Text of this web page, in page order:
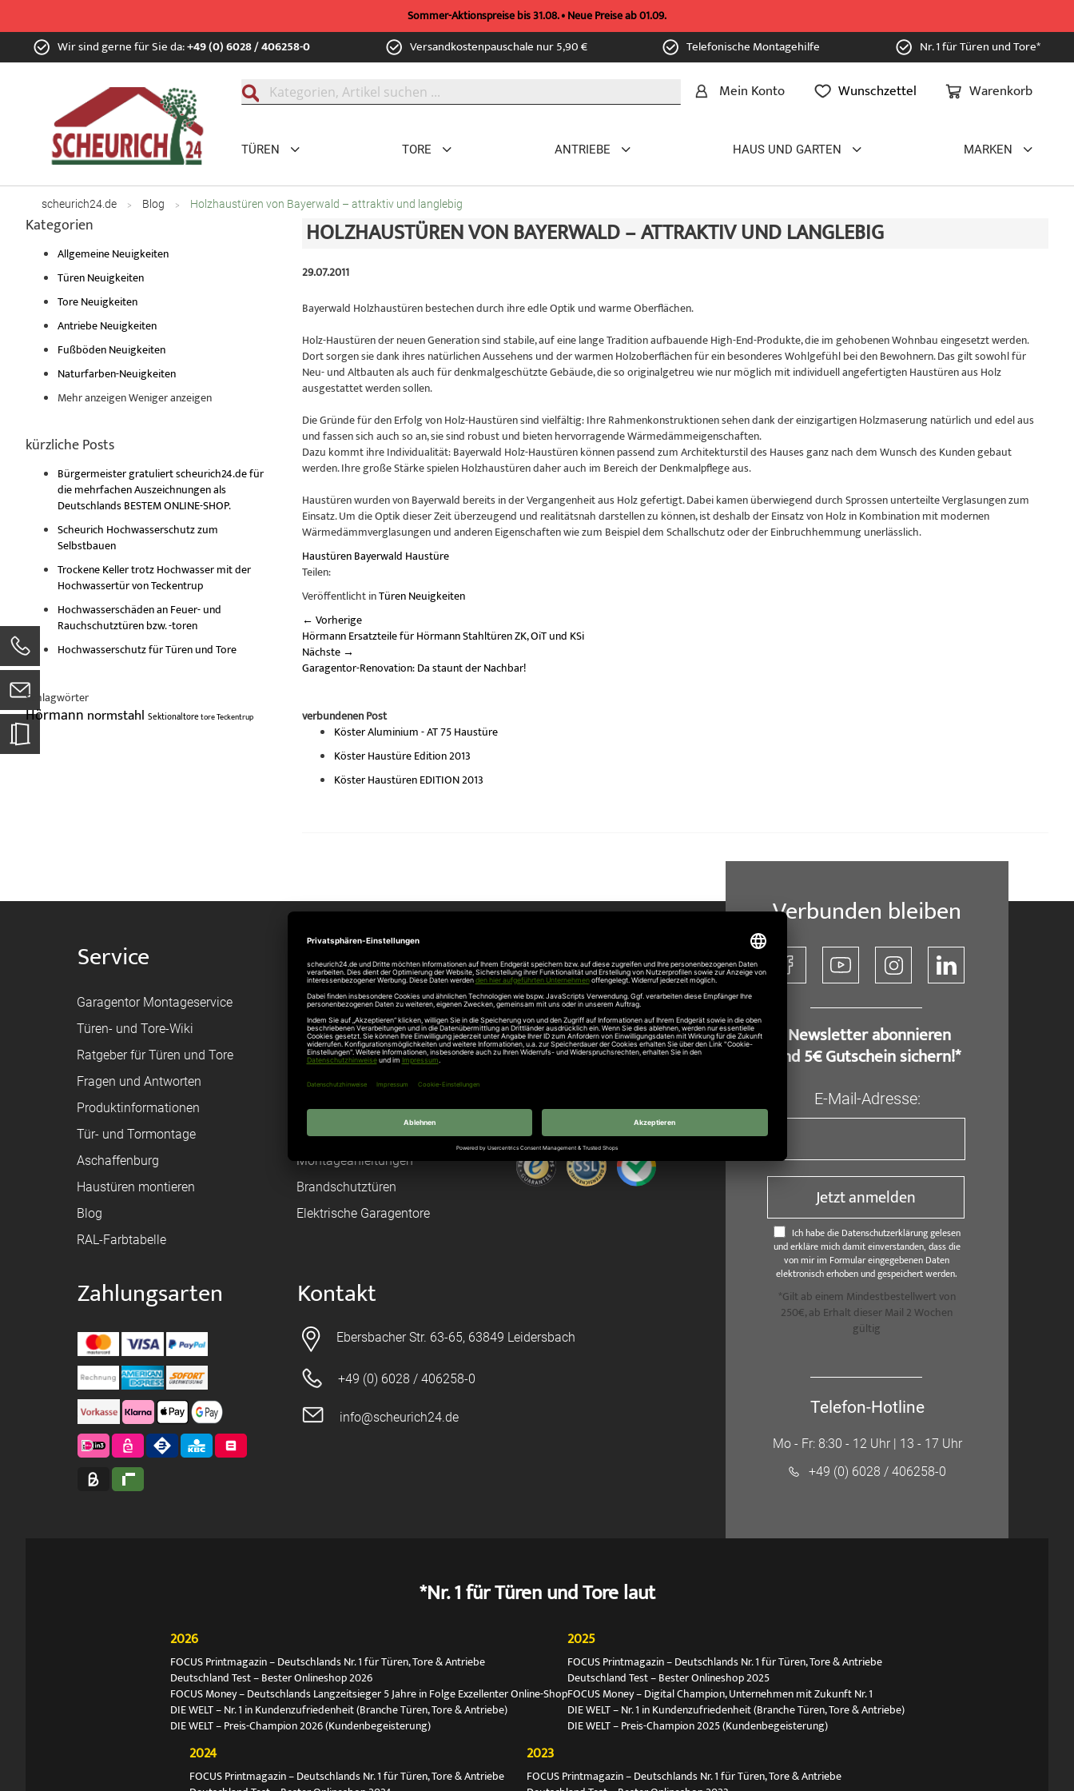
Sommer-Aktionspreise bis 31.08. • Neue Preise ab 01.09.
Zum
Inhalt Wir sind gerne für Sie da:+49 (0) 6028 / 406258-0 Versandkostenpauschale nur 5,90 € Telefonische Montagehilfe Nr. 1 für Türen und Tore*
Warenkorb
Mein Konto Wunschzettel
TÜREN TORE ANTRIEBE HAUS UND GARTEN MARKEN
scheurich24.de Blog Holzhaustüren von Bayerwald – attraktiv und langlebig
HOLZHAUSTÜREN VON BAYERWALD – ATTRAKTIV UND LANGLEBIG
29.07.2011
Bayerwald Holzhaustüren bestechen durch ihre edle Optik und warme Oberflächen.
Holz-Haustüren der neuen Generation sind stabile, auf eine lange Tradition aufbauende High-End-Produkte, die im gehobenen Wohnbau eingesetzt werden.
Dort sorgen sie dank ihres natürlichen Aussehens und der warmen Holzoberflächen für ein besonderes Wohlgefühl bei den Bewohnern. Das gilt sowohl für
Neu- und Altbauten als auch für denkmalgeschützte Gebäude, die so originalgetreu wie nur möglich mit individuell angefertigten Haustüren aus Holz
ausgestattet werden sollen.
Die Gründe für den Erfolg von Holz-Haustüren sind vielfältig: Ihre Rahmenkonstruktionen sehen dank der einzigartigen Holzmaserung natürlich und edel aus
und fassen sich auch so an, sie sind robust und bieten hervorragende Wärmedämmeigenschaften.
Dazu kommt ihre Individualität: Bayerwald Holz-Haustüren können passend zum Architekturstil des Hauses ganz nach dem Wunsch des Kunden gebaut
werden. Ihre große Stärke spielen Holzhaustüren daher auch im Bereich der Denkmalpflege aus.
Haustüren wurden von Bayerwald bereits in der Vergangenheit aus Holz gefertigt. Dabei kamen überwiegend durch Sprossen unterteilte Verglasungen zum
Einsatz. Um die Optik dieser Zeit überzeugend und realitätsnah darstellen zu können, ist deshalb der Einsatz von Holz in Kombination mit modernen
Wärmedämmverglasungen und anderen Eigenschaften wie zum Beispiel dem Schallschutz oder der Einbruchhemmung unerlässlich.
HaustürenBayerwald Haustüre
Teilen:
Veröffentlicht inTüren Neuigkeiten
← Vorherige
Hörmann Ersatzteile für Hörmann Stahltüren ZK, OiT und KSi
Nächste →
Garagentor-Renovation: Da staunt der Nachbar!
verbundenen Post
Köster Aluminium - AT 75 Haustüre
Köster Haustüre Edition 2013
Köster Haustüren EDITION 2013
Kategorien
Allgemeine Neuigkeiten
Türen Neuigkeiten
Tore Neuigkeiten
Antriebe Neuigkeiten
Fußböden Neuigkeiten
Naturfarben-Neuigkeiten
Mehr anzeigenWeniger anzeigen
kürzliche Posts
Bürgermeister gratuliert scheurich24.de für
die mehrfachen Auszeichnungen als
Deutschlands BESTEM ONLINE-SHOP.
Scheurich Hochwasserschutz zum
Selbstbauen
Trockene Keller trotz Hochwasser mit der
Hochwassertür von Teckentrup
Hochwasserschäden an Feuer- und
Rauchschutztüren bzw. -toren
Hochwasserschutz für Türen und Tore
Schlagwörter
Hörmann normstahl SektionaltoretoreTeckentrup
Service
Garagentor Montageservice
Türen- und Tore-Wiki
Ratgeber für Türen und Tore
Fragen und Antworten
Produktinformationen
Tür- und Tormontage
Aschaffenburg
Haustüren montieren
Blog
RAL-Farbtabelle
Shop
Versand
Zahlungsarten
Bestellvorgang
Registrieren
Federanfrage
Toraufmaß
Montageanleitungen
Brandschutztüren
Elektrische Garagentore
Unternehmen
Über uns
Stellenangebote
Hersteller
Hörmann Sektionaltor
Zahlungsarten Kontakt
Ebersbacher Str. 63-65, 63849 Leidersbach
+49 (0) 6028 / 406258-0
info@scheurich24.de
Verbunden bleiben
​ Newsletter abonnieren
und 5€ Gutschein sichern!*
E-Mail-Adresse:
Jetzt anmelden
Ich habe die Datenschutzerklärung gelesen
und erkläre mich damit einverstanden, dass die
von mir im Formular eingegebenen Daten
elektronisch erhoben und gespeichert werden.
*Gilt ab einem Mindestbestellwert von
250€, ab Erhalt dieser Mail 2 Wochen
gültig
Telefon-Hotline
Mo - Fr: 8:30 - 12 Uhr | 13 - 17 Uhr
+49 (0) 6028 / 406258-0
*Nr. 1 für Türen und Tore laut
2026
FOCUS Printmagazin – Deutschlands Nr. 1 für Türen, Tore & Antriebe
Deutschland Test – Bester Onlineshop 2026
FOCUS Money – Deutschlands Langzeitsieger 5 Jahre in Folge Exzellenter Online-Shop
DIE WELT – Nr. 1 in Kundenzufriedenheit (Branche Türen, Tore & Antriebe)
DIE WELT – Preis-Champion 2026 (Kundenbegeisterung)
2025
FOCUS Printmagazin – Deutschlands Nr. 1 für Türen, Tore & Antriebe
Deutschland Test – Bester Onlineshop 2025
FOCUS Money – Digital Champion, Unternehmen mit Zukunft Nr. 1
DIE WELT – Nr. 1 in Kundenzufriedenheit (Branche Türen, Tore & Antriebe)
DIE WELT – Preis-Champion 2025 (Kundenbegeisterung)
2024
FOCUS Printmagazin – Deutschlands Nr. 1 für Türen, Tore & Antriebe
2023
FOCUS Printmagazin – Deutschlands Nr. 1 für Türen, Tore & Antriebe